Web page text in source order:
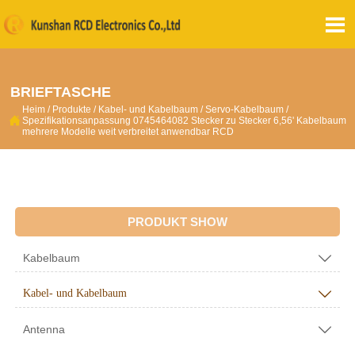

BRIEFTASCHE

Heim / Produkte / Kabel- und Kabelbaum /Servo-Kabelbaum /
Spezifikationsanpassung 0745464082 Stecker zu Stecker 6,56' Kabelbaum
mehrere Modelle weit verbreitet anwendbar RCD
PRODUKT SHOW
Kabelbaum 
Kabel- und Kabelbaum 
Antenna 